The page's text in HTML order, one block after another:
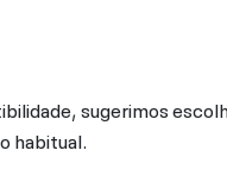
sugerimos
habitual.